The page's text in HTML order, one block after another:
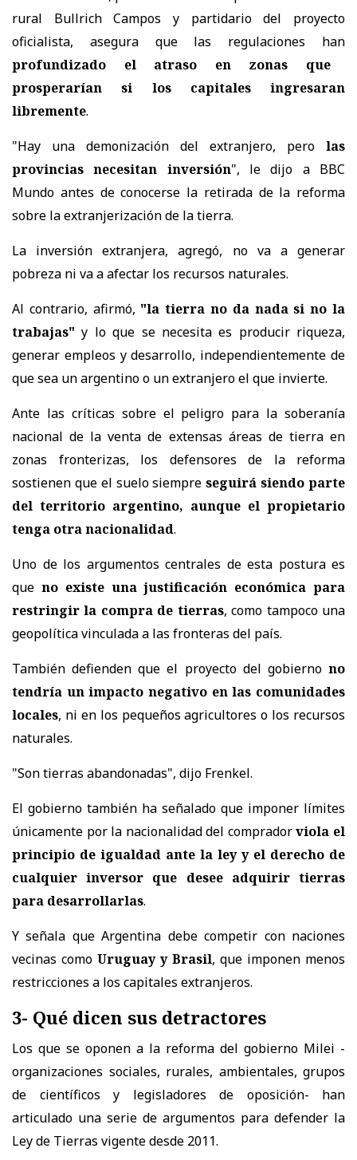
rural Bullrich Campos y partidario del proyecto
oficialista, asegura que las regulaciones han
profundizado el atraso en zonas que
prosperarían si los capitales ingresaran
libremente.
"Hay una demonización del extranjero, pero las
provincias necesitan inversión", le dijo a BBC
Mundo antes de conocerse la retirada de la reforma
sobre la extranjerización de la tierra.
La inversión extranjera, agregó, no va a generar
pobreza ni va a afectar los recursos naturales.
Al contrario, afirmó, "la tierra no da nada si no la
trabajas" y lo que se necesita es producir riqueza,
generar empleos y desarrollo, independientemente de
que sea un argentino o un extranjero el que invierte.
Ante las críticas sobre el peligro para la soberanía
nacional de la venta de extensas áreas de tierra en
zonas fronterizas, los defensores de la reforma
sostienen que el suelo siempreseguirá siendo parte
del territorio argentino, aunque el propietario
tenga otra nacionalidad.
Uno de los argumentos centrales de esta postura es
que no existe una justificación económica para
restringir la compra de tierras, como tampoco una
geopolítica vinculada a las fronteras del país.
También defienden que el proyecto del gobierno no
tendría un impacto negativo en las comunidades
locales, ni en los pequeños agricultores o los recursos
naturales.
"Son tierras abandonadas", dijo Frenkel.
El gobierno también ha señalado que imponer límites
únicamente por la nacionalidad del compradorviola el
principio de igualdad ante la ley y el derecho de
cualquier inversor que desee adquirir tierras
para desarrollarlas.
Y señala que Argentina debe competir con naciones
vecinas como Uruguay y Brasil, que imponen menos
restricciones a los capitales extranjeros.
3- Qué dicen sus detractores
Los que se oponen a la reforma del gobierno Milei -
organizaciones sociales, rurales, ambientales, grupos
de científicos y legisladores de oposición- han
articulado una serie de argumentos para defender la
Ley de Tierras vigente desde 2011.